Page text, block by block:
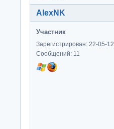
AlexNK
Участник
Зарегистрирован: 22-05-12
Сообщений: 11